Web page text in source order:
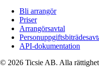
Bli arrangör
Priser
Arrangörsavtal
API-dokumentation
© 2026 Ticsie AB. Alla